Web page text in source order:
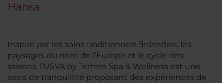
Hansa
Inspiré par les soins traditionnels finlandais, les
paysages du nord de l’Europe et le cycle des
saisons, l’USVA by Terhen Spa & Wellness est une
oasis de tranquillité proposant des expériences de